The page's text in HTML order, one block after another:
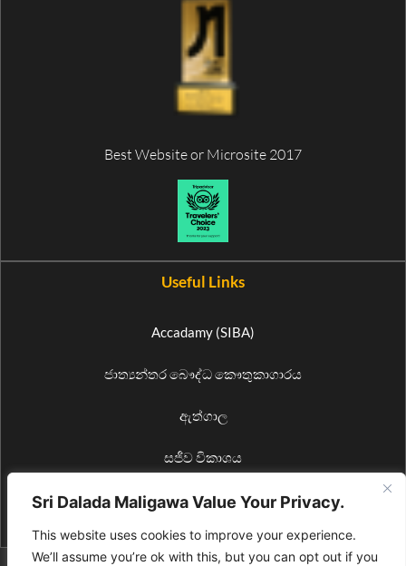
Sri Dalada Maligawa Value Your Privacy.
This website uses cookies to improve your experience.
We’ll assume you’re ok with this, but you can opt out if you
Best Website or Microsite 2017
Useful Links
Accadamy (SIBA)
ජාත්‍යන්තර බෞද්ධ කෞතුකාගාරය
ඇත්ගාල
සජීව විකාශය
ප්‍රකාශන (දළදා වරුණ)